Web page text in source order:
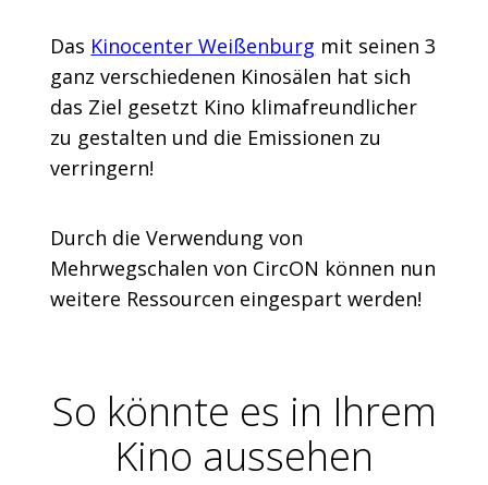
Das Kinocenter Weißenburg mit seinen 3
ganz verschiedenen Kinosälen hat sich
das Ziel gesetzt Kino klimafreundlicher
zu gestalten und die Emissionen zu
verringern!
Durch die Verwendung von
Mehrwegschalen von CircON können nun
weitere Ressourcen eingespart werden!
So könnte es in Ihrem
Kino aussehen